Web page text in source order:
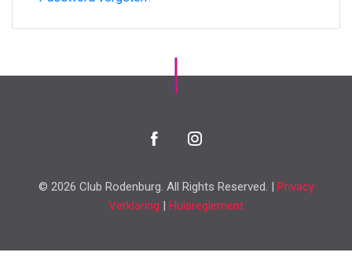
© 2026 Club Rodenburg. All Rights Reserved. | Privacy
Verklaring | Huisreglement